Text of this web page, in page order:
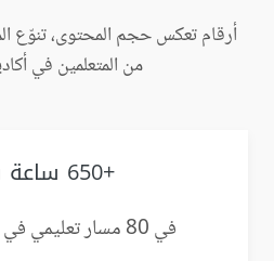
أرقام تعكس حجم المحتوى، تنوّع
من المتعلمين في
+650 ساعة فيديو
في 80 مسار تعليمي في 9 دورات شاملة